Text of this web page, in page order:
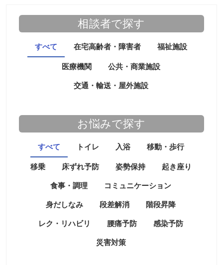
相談者で探す
すべて 在宅高齢者・障害者 福祉施設
医療機関 公共・商業施設
交通・輸送・屋外施設
お悩みで探す
すべて トイレ 入浴 移動・歩行
移乗 床ずれ予防 姿勢保持 起き座り
食事・調理 コミュニケーション
身だしなみ 段差解消 階段昇降
レク・リハビリ 腰痛予防 感染予防
災害対策